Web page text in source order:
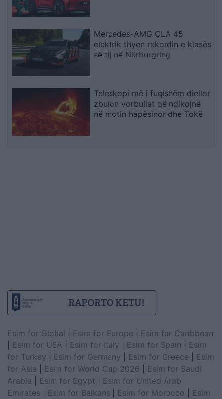
Mercedes-AMG CLA 45
elektrik thyen rekordin e klasës
së tij në Nürburgring
Teleskopi më i fuqishëm diellor
zbulon vorbullat që ndikojnë
në motin hapësinor dhe Tokë
Esim for Global Esim for Europe
Esim for Caribbean
Esim for USA Esim for Italy Esim for Spain
Esim
for Turkey
Esim for Germany Esim for Greece
Esim
for Asia
Esim for World Cup 2026
Esim for Saudi
Arabia
Esim for Egypt
Esim for United Arab
Emirates
Esim for Balkans Esim for Morocco
Esim